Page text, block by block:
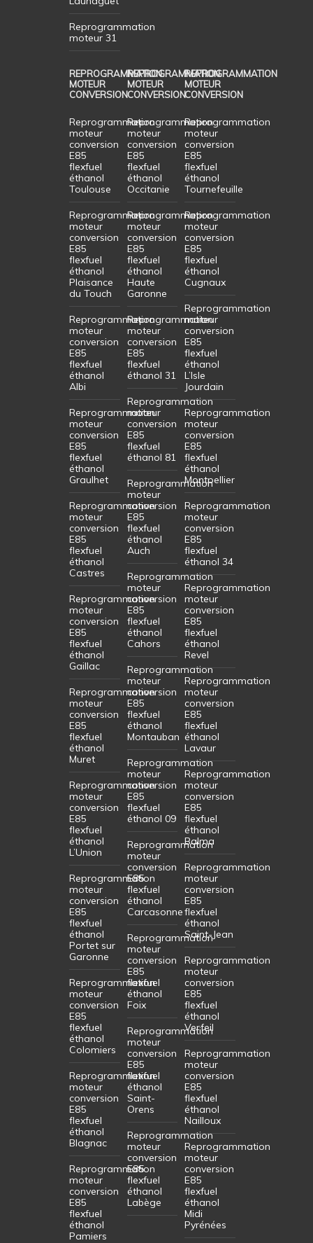
Reprogrammation
moteur 31
REPROGRAMMATION
MOTEUR
CONVERSION
Reprogrammation
moteur
conversion
E85
flexfuel
éthanol
Toulouse
Reprogrammation
moteur
conversion
E85
flexfuel
éthanol
Plaisance
du Touch
Reprogrammation
moteur
conversion
E85
flexfuel
éthanol
Albi
Reprogrammation
moteur
conversion
E85
flexfuel
éthanol
Graulhet
Reprogrammation
moteur
conversion
E85
flexfuel
éthanol
Castres
Reprogrammation
moteur
conversion
E85
flexfuel
éthanol
Gaillac
Reprogrammation
moteur
conversion
E85
flexfuel
éthanol
Muret
Reprogrammation
moteur
conversion
E85
flexfuel
éthanol
L’Union
Reprogrammation
moteur
conversion
E85
flexfuel
éthanol
Portet sur
Garonne
Reprogrammation
moteur
conversion
E85
flexfuel
éthanol
Colomiers
Reprogrammation
moteur
conversion
E85
flexfuel
éthanol
Blagnac
Reprogrammation
moteur
conversion
E85
flexfuel
éthanol
Pamiers
REPROGRAMMATION
MOTEUR
CONVERSION
Reprogrammation
moteur
conversion
E85
flexfuel
éthanol
Occitanie
Reprogrammation
moteur
conversion
E85
flexfuel
éthanol
Haute
Garonne
Reprogrammation
moteur
conversion
E85
flexfuel
éthanol 31
Reprogrammation
moteur
conversion
E85
flexfuel
éthanol 81
Reprogrammation
moteur
conversion
E85
flexfuel
éthanol
Auch
Reprogrammation
moteur
conversion
E85
flexfuel
éthanol
Cahors
Reprogrammation
moteur
conversion
E85
flexfuel
éthanol
Montauban
Reprogrammation
moteur
conversion
E85
flexfuel
éthanol 09
Reprogrammation
moteur
conversion
E85
flexfuel
éthanol
Carcasonne
Reprogrammation
moteur
conversion
E85
flexfuel
éthanol
Foix
Reprogrammation
moteur
conversion
E85
flexfuel
éthanol
Saint-
Orens
Reprogrammation
moteur
conversion
E85
flexfuel
éthanol
Labège
REPROGRAMMATION
MOTEUR
CONVERSION
Reprogrammation
moteur
conversion
E85
flexfuel
éthanol
Tournefeuille
Reprogrammation
moteur
conversion
E85
flexfuel
éthanol
Cugnaux
Reprogrammation
moteur
conversion
E85
flexfuel
éthanol
L’Isle
Jourdain
Reprogrammation
moteur
conversion
E85
flexfuel
éthanol
Montpellier
Reprogrammation
moteur
conversion
E85
flexfuel
éthanol 34
Reprogrammation
moteur
conversion
E85
flexfuel
éthanol
Revel
Reprogrammation
moteur
conversion
E85
flexfuel
éthanol
Lavaur
Reprogrammation
moteur
conversion
E85
flexfuel
éthanol
Balma
Reprogrammation
moteur
conversion
E85
flexfuel
éthanol
Saint-Jean
Reprogrammation
moteur
conversion
E85
flexfuel
éthanol
Verfeil
Reprogrammation
moteur
conversion
E85
flexfuel
éthanol
Nailloux
Reprogrammation
moteur
conversion
E85
flexfuel
éthanol
Midi
Pyrénées